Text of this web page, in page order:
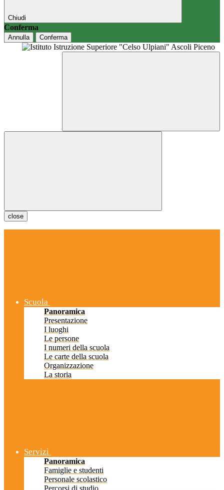
Chiudi
Conferma
Annulla Conferma
close
Scuola
Panoramica
Presentazione
I luoghi
Le persone
I numeri della scuola
Le carte della scuola
Organizzazione
La storia
Servizi
Panoramica
Famiglie e studenti
Personale scolastico